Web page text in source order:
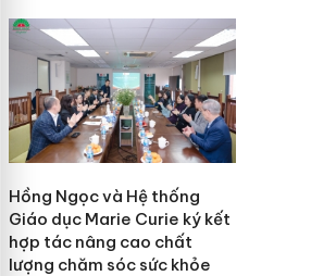
Hồng Ngọc và Hệ thống
Giáo dục Marie Curie ký kết
hợp tác nâng cao chất
lượng chăm sóc sức khỏe